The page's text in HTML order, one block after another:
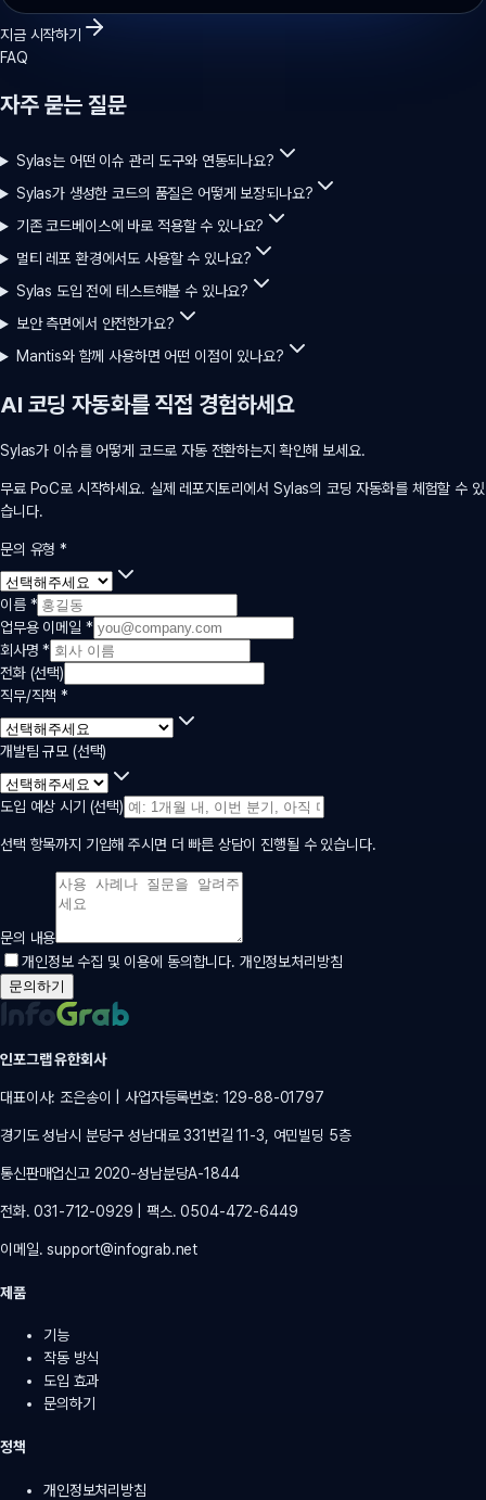
지금 시작하기
FAQ
자주 묻는 질문
Sylas는 어떤 이슈 관리 도구와 연동되나요?
Sylas가 생성한 코드의 품질은 어떻게 보장되나요?
기존 코드베이스에 바로 적용할 수 있나요?
멀티 레포 환경에서도 사용할 수 있나요?
Sylas 도입 전에 테스트해볼 수 있나요?
보안 측면에서 안전한가요?
Mantis와 함께 사용하면 어떤 이점이 있나요?
AI 코딩 자동화를 직접 경험하세요
Sylas가 이슈를 어떻게 코드로 자동 전환하는지 확인해 보세요.
무료 PoC로 시작하세요. 실제 레포지토리에서 Sylas의 코딩 자동화를 체험할 수 있
습니다.
문의 유형*
이름 *
업무용 이메일 *
회사명*
전화 (선택)
직무/직책 *
개발팀 규모 (선택)
도입 예상 시기 (선택)
선택 항목까지 기입해 주시면 더 빠른 상담이 진행될 수 있습니다.
문의 내용
개인정보 수집 및 이용에 동의합니다. 개인정보처리방침
문의하기
인포그랩 유한회사
대표이사: 조은송이 | 사업자등록번호: 129-88-01797
경기도 성남시 분당구 성남대로 331번길 11-3, 여민빌딩 5층
통신판매업신고 2020-성남분당A-1844
전화. 031-712-0929 | 팩스. 0504-472-6449
이메일.support@infograb.net
제품
기능
작동 방식
도입 효과
문의하기
정책
개인정보처리방침